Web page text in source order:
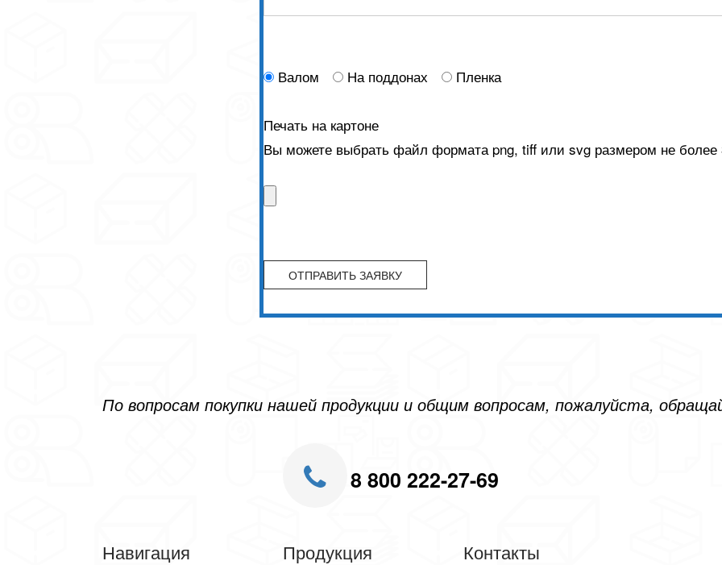
Валом На поддонах Пленка
Печать на картоне
Вы можете выбрать файл формата png, tiff или svg размером не
По вопросам покупки нашей продукции и общим вопросам, пожалуйста,
8 800 222-27-69
Навигация Продукция Контакты